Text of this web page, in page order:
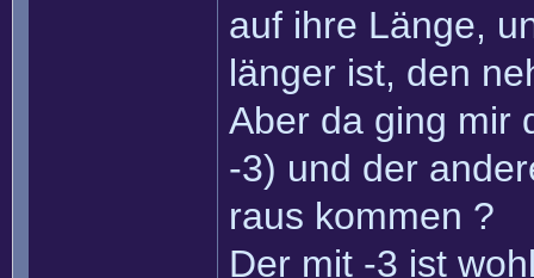
auf ihre Länge,
länger ist, den
Aber da ging mir
-3) und der
raus kommen ?
Der mit -3 ist